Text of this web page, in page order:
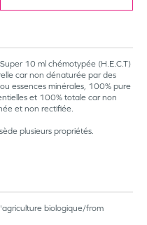
10 ml chémotypée (H.E.C.T)
car non dénaturée par des
essences minérales, 100% pure
et 100% totale car non
et non rectifiée.
plusieurs propriétés.
biologique/from